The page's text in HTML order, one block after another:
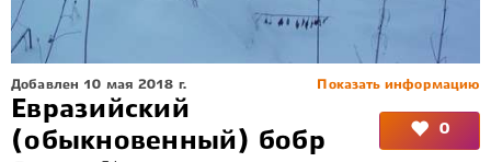
Показать информацию
Добавлен 10 мая 2018 г.
Евразийский
(обыкновенный) бобр
0